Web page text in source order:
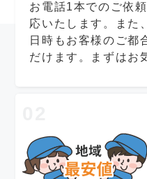
お電話1本でのご依
応いたします。また
日時もお客様のご都
だけます。まずはお